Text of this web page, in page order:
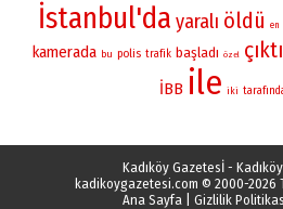
İstanbul'da yaralı öldü en
kamerada bu polis trafik başladı özel çıktı
İBB ile iki
Kadıköy Gazetesİ -
kadikoygazetesi.com © 2000-2026
Ana Sayfa| Gizlilik